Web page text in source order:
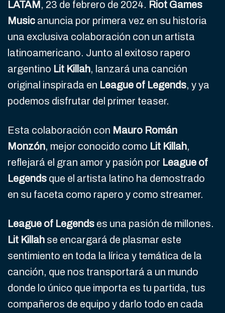
LATAM, 23 de febrero de 2024. Riot Games
Music anuncia por primera vez en su historia
una exclusiva colaboración con un artista
latinoamericano. Junto al exitoso rapero
argentino Lit Killah, lanzará una canción
original inspirada en League of Legends, y ya
podemos disfrutar del primer teaser.
Esta colaboración con Mauro Román
Monzón, mejor conocido como Lit Killah,
reflejará el gran amor y pasión por League of
Legends que el artista latino ha demostrado
en su faceta como rapero y como streamer.
League of Legends es una pasión de millones.
Lit Killah se encargará de plasmar este
sentimiento en toda la lírica y temática de la
canción, que nos transportará a un mundo
donde lo único que importa es tu partida, tus
compañeros de equipo y darlo todo en cada